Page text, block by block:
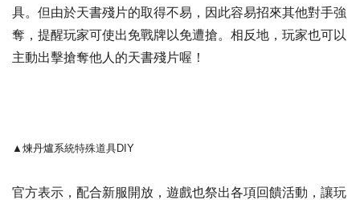
具。但由於天書殘片的取得不易，因此容易招來其他對手強
奪，提醒玩家可使出免戰牌以免遭搶。相反地，玩家也可以
主動出擊搶奪他人的天書殘片喔！
▲煉丹爐系統特殊道具DIY
官方表示，配合新服開放，遊戲也祭出各項回饋活動，讓玩